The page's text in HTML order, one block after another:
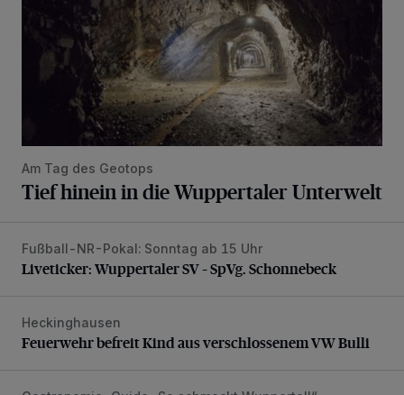
Am Tag des Geotops
Tief hinein in die Wuppertaler Unterwelt
Liveticker: Wuppertaler SV – SpVg. Schonnebeck
Fußball-NR-Pokal: Sonntag ab 15 Uhr
Liveticker: Wuppertaler SV – SpVg. Schonnebeck
Feuerwehr befreit Kind aus verschlossenem VW Bulli
Heckinghausen
Feuerwehr befreit Kind aus verschlossenem VW Bulli